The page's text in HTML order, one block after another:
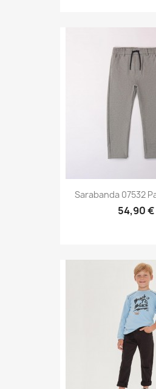
Sarabanda 07532
54,90 €